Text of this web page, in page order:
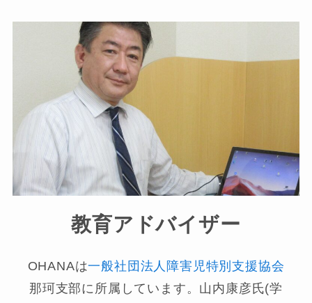
教育アドバイザー
OHANAは一般社団法人障害児特別支援協会
那珂支部に所属しています。山内康彦氏(学